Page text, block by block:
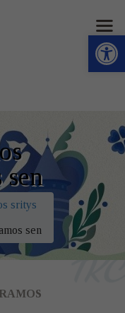
Open toolbar
sen
sritys
sen